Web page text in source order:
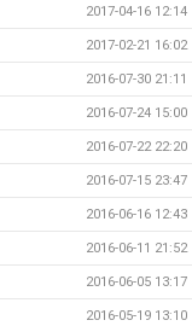
2017-04-16 12:14
2017-02-21 16:02
2016-07-30 21:11
2016-07-24 15:00
2016-07-22 22:20
2016-07-15 23:47
2016-06-16 12:43
2016-06-11 21:52
2016-06-05 13:17
2016-05-19 13:10